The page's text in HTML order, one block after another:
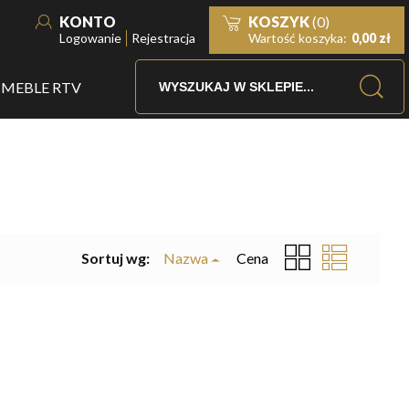
KONTO
Logowanie Rejestracja
KOSZYK(0)
Wartość koszyka: 0,00 zł
MEBLE RTV
Sortuj wg: Nazwa Cena